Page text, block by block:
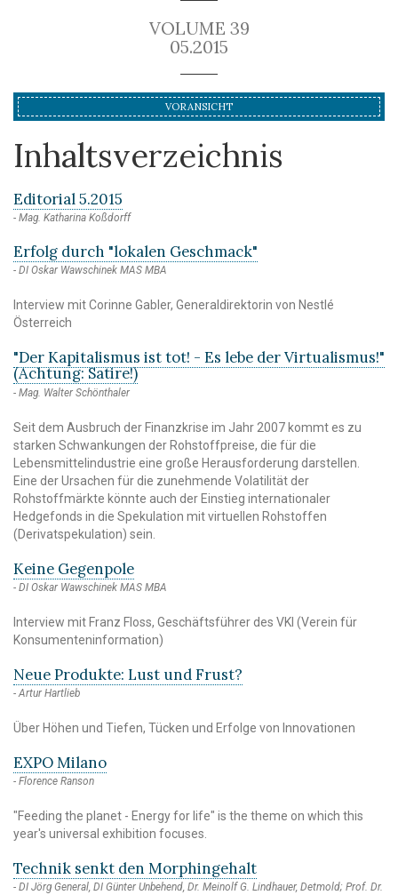
VOLUME 39
05.2015
VORANSICHT
Inhaltsverzeichnis
Editorial 5.2015
Mag. Katharina Koßdorff
Erfolg durch "lokalen Geschmack"
DI Oskar Wawschinek MAS MBA
Interview mit Corinne Gabler, Generaldirektorin von Nestlé
Österreich
"Der Kapitalismus ist tot! - Es lebe der Virtualismus!"
(Achtung: Satire!)
Mag. Walter Schönthaler
Seit dem Ausbruch der Finanzkrise im Jahr 2007 kommt es zu
starken Schwankungen der Rohstoffpreise, die für die
Lebensmittelindustrie eine große Herausforderung darstellen.
Eine der Ursachen für die zunehmende Volatilität der
Rohstoffmärkte könnte auch der Einstieg internationaler
Hedgefonds in die Spekulation mit virtuellen Rohstoffen
(Derivatspekulation) sein.
Keine Gegenpole
DI Oskar Wawschinek MAS MBA
Interview mit Franz Floss, Geschäftsführer des VKI (Verein für
Konsumenteninformation)
Neue Produkte: Lust und Frust?
Artur Hartlieb
Über Höhen und Tiefen, Tücken und Erfolge von Innovationen
EXPO Milano
Florence Ranson
"Feeding the planet - Energy for life" is the theme on which this
year's universal exhibition focuses.
Technik senkt den Morphingehalt
DI Jörg General, DI Günter Unbehend, Dr. Meinolf G. Lindhauer, Detmold; Prof. Dr.